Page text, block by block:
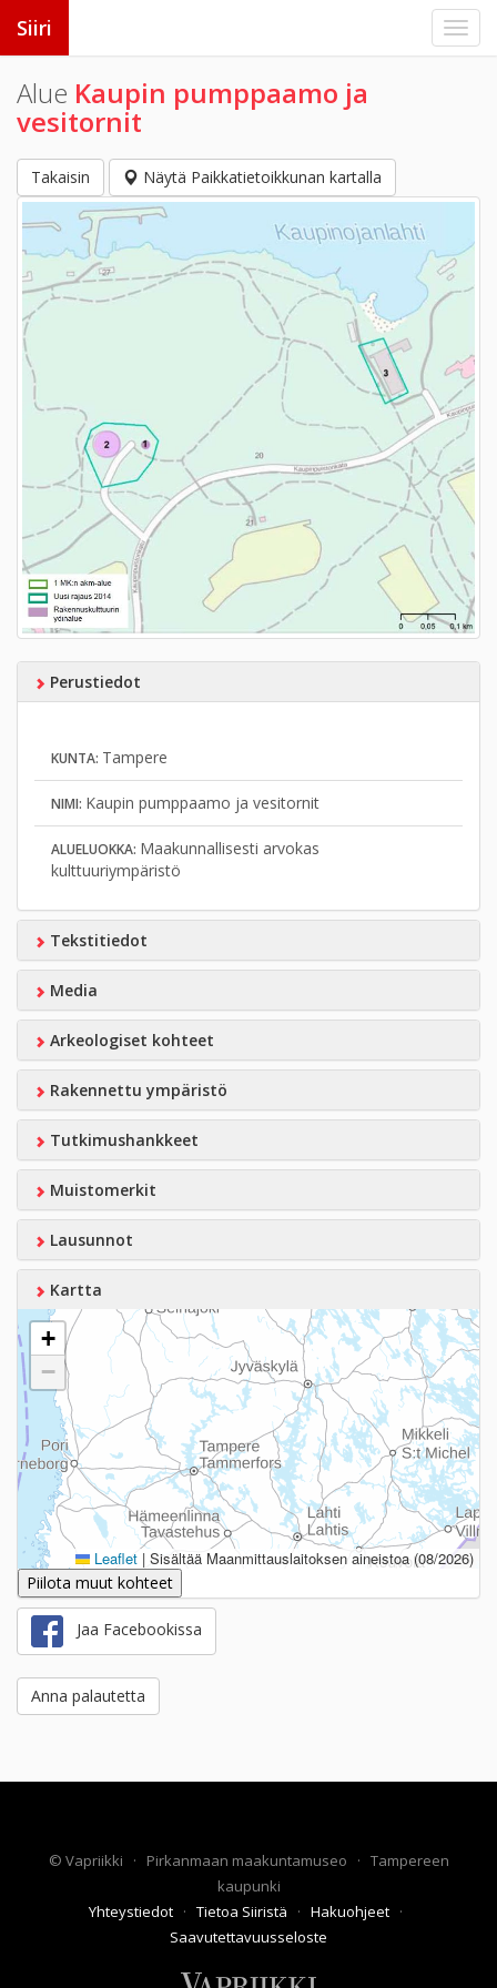
Siiri
Alue Kaupin pumppaamo ja
vesitornit
Takaisin Näytä Paikkatietoikkunan kartalla
Perustiedot
KUNTA: Tampere
NIMI: Kaupin pumppaamo ja vesitornit
ALUELUOKKA: Maakunnallisesti arvokas
kulttuuriympäristö
Tekstitiedot
Media
Arkeologiset kohteet
Rakennettu ympäristö
Tutkimushankkeet
Muistomerkit
Lausunnot
Kartta
+
−
Leaflet | Sisältää Maanmittauslaitoksen aineistoa (08/2026)
Piilota muut kohteet
Jaa Facebookissa
Anna palautetta
© Vapriikki · Pirkanmaan maakuntamuseo · Tampereen
kaupunki
Yhteystiedot · Tietoa Siiristä · Hakuohjeet ·
Saavutettavuusseloste